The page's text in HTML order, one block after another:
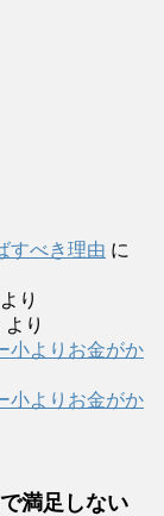
すべき理由 に
より
より
小よりお金がか
小よりお金がか
満足しない